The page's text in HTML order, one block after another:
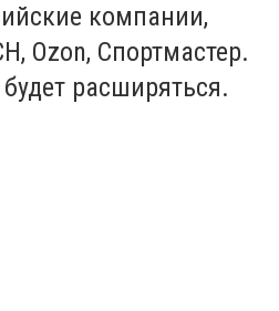
компании,
Ozon, Спортмастер.
расширяться.